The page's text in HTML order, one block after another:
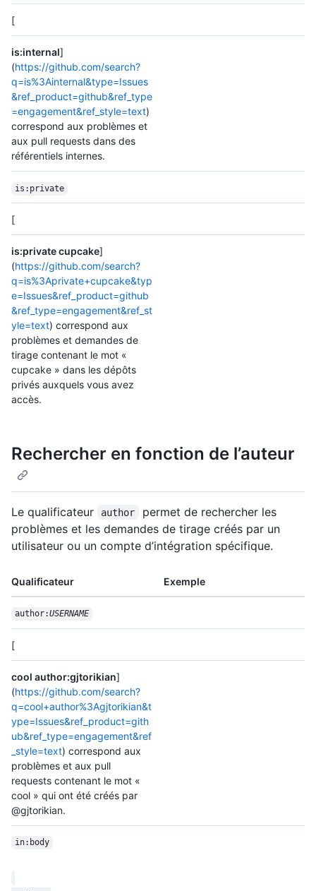
[
is:internal]
(https://github.com/search?
q=is%3Ainternal&type=Issues
&ref_product=github&ref_type
=engagement&ref_style=text)
correspond aux problèmes et
aux pull requests dans des
référentiels internes.
is:private
[
is:private cupcake]
(https://github.com/search?
q=is%3Aprivate+cupcake&typ
e=Issues&ref_product=github
&ref_type=engagement&ref_st
yle=text) correspond aux
problèmes et demandes de
tirage contenant le mot «
cupcake » dans les dépôts
privés auxquels vous avez
accès.
Rechercher en fonction de l’auteur
Le qualificateur author
permet de rechercher les
problèmes et les demandes de tirage créés par un
utilisateur ou un compte d’intégration spécifique.
Qualificateur Exemple
author:USERNAME
[
cool author:gjtorikian]
(https://github.com/search?
q=cool+author%3Agjtorikian&t
ype=Issues&ref_product=gith
ub&ref_type=engagement&ref
_style=text) correspond aux
problèmes et aux pull
requests contenant le mot «
cool » qui ont été créés par
@gjtorikian.
in:body